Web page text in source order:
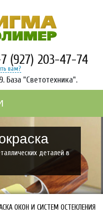
(927) 203-47-74
вам?
База "Светотехника".
деталей в
ОКОН И СИСТЕМ ОСТЕКЛЕНИЯ